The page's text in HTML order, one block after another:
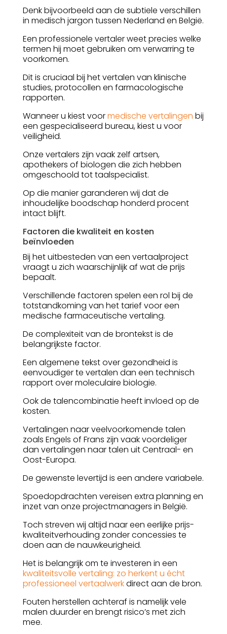
Denk bijvoorbeeld aan de subtiele verschillen
in medisch jargon tussen Nederland en België.
Een professionele vertaler weet precies welke
termen hij moet gebruiken om verwarring te
voorkomen.
Dit is cruciaal bij het vertalen van klinische
studies, protocollen en farmacologische
rapporten.
Wanneer u kiest voormedische vertalingen bij
een gespecialiseerd bureau, kiest u voor
veiligheid.
Onze vertalers zijn vaak zelf artsen,
apothekers of biologen die zich hebben
omgeschoold tot taalspecialist.
Op die manier garanderen wij dat de
inhoudelijke boodschap honderd procent
intact blijft.
Factoren die kwaliteit en kosten
beïnvloeden
Bij het uitbesteden van een vertaalproject
vraagt u zich waarschijnlijk af wat de prijs
bepaalt.
Verschillende factoren spelen een rol bij de
totstandkoming van het tarief voor een
medische farmaceutische vertaling.
De complexiteit van de brontekst is de
belangrijkste factor.
Een algemene tekst over gezondheid is
eenvoudiger te vertalen dan een technisch
rapport over moleculaire biologie.
Ook de talencombinatie heeft invloed op de
kosten.
Vertalingen naar veelvoorkomende talen
zoals Engels of Frans zijn vaak voordeliger
dan vertalingen naar talen uit Centraal- en
Oost-Europa.
De gewenste levertijd is een andere variabele.
Spoedopdrachten vereisen extra planning en
inzet van onze projectmanagers in België.
Toch streven wij altijd naar een eerlijke prijs-
kwaliteitverhouding zonder concessies te
doen aan de nauwkeurigheid.
Het is belangrijk om te investeren in een
kwaliteitsvolle vertaling: zo herkent u écht
professioneel vertaalwerkdirect aan de bron.
Fouten herstellen achteraf is namelijk vele
malen duurder en brengt risico’s met zich
mee.